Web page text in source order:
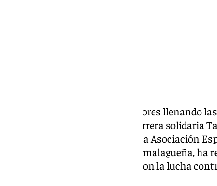
Con más de ochocientos corredores llenando
(PTA), la tercera edición de la carrera solidaria
Esta iniciativa, organizada por la Asociación
colaboración con la Tecnópolis malagueña, ha
instituciones comprometidos con la lucha